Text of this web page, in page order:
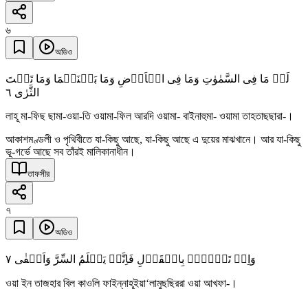
৬
অডিও
لَہٗ مَا فِی السَّمٰوٰتِ وَمَا فِی الۡاَرۡضِ وَمَا بَیۡنَہُمَا وَمَا تَحۡتَ
الثَّرٰی ٦
লাহূ মা-ফিছ ছামা-ওয়া-তি ওয়ামা-ফিল আরদি ওয়ামা- বাইনাহুমা- ওয়ামা তাহতাছছারা-।
আকাশমণ্ডলী ও পৃথিবীতে যা-কিছু আছে, যা-কিছু আছে এ দুয়ের মাঝখানে। আর যা-কিছু
ভূ-গর্ভে আছে সব তাঁরই মালিকানাধীন।
তাফসীর
৭
অডিও
وَاِنۡ تَجۡہَرۡ بِالۡقَوۡلِ فَاِنَّہٗ یَعۡلَمُ السِّرَّ وَاَخۡفٰی ٧
ওয়া ইন তাজহার বিল কাওলি ফাইন্নাহূইয়া‘লামুছছিররা ওয়া আখফা-।